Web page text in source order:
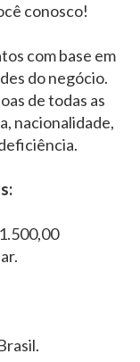
conosco!
com base em
do negócio.
de todas as
nacionalidade,